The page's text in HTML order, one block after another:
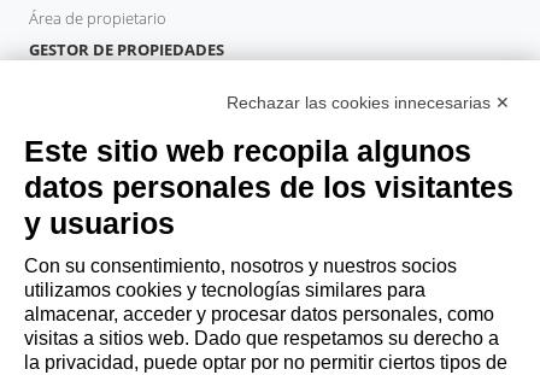
Área de propietario
GESTOR DE PROPIEDADES
HUÉSPEDES
Reserve una estancia
Estancias largas
Experiencias para los Huéspedes
Descuentos para husespedes
Convenios para empresas
Rechazar las cookies innecesarias ✕
Este sitio web recopila algunos
datos personales de los visitantes
y usuarios
Con su consentimiento, nosotros y nuestros socios
utilizamos cookies y tecnologías similares para
almacenar, acceder y procesar datos personales, como
visitas a sitios web. Dado que respetamos su derecho a
la privacidad, puede optar por no permitir ciertos tipos de